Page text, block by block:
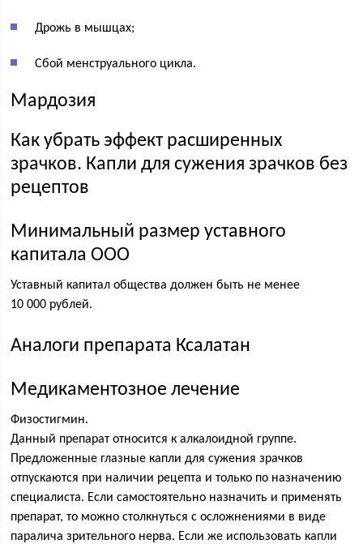
Дрожь в мышцах;
Сбой менструального цикла.
Мардозия
Как убрать эффект расширенных
зрачков. Капли для сужения зрачков без
рецептов
Минимальный размер уставного
капитала ООО
Уставный капитал общества должен быть не менее
10 000 рублей.
Аналоги препарата Ксалатан
Медикаментозное лечение
Физостигмин.
Данный препарат относится к алкалоидной группе.
Предложенные глазные капли для сужения зрачков
отпускаются при наличии рецепта и только по назначению
специалиста. Если самостоятельно назначить и применять
препарат, то можно столкнуться с осложнениями в виде
паралича зрительного нерва. Если же использовать капли